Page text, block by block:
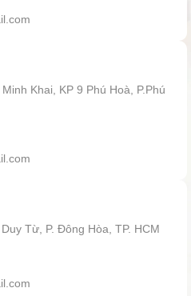
Khai, KP 9 Phú Hoà, P.Phú
Từ, P. Đông Hòa, TP. HCM